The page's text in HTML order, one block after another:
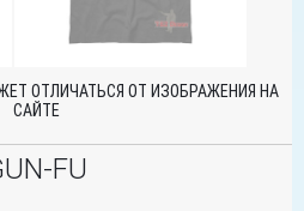
ОТЛИЧАТЬСЯ ОТ ИЗОБРАЖЕНИЯ НА
САЙТЕ
FU